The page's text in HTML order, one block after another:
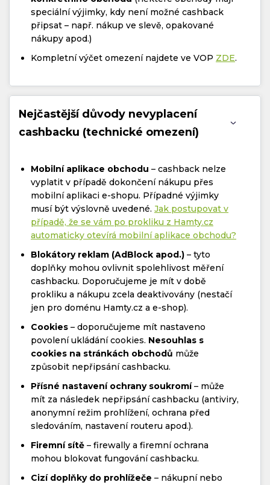
speciální výjimky, kdy není možné cashback
připsat – např. nákup ve slevě, opakované
nákupy apod.)
Kompletní výčet omezení najdete ve VOP ZDE.
Nejčastější důvody nevyplacení
cashbacku (technické omezení)
Mobilní aplikace obchodu – cashback nelze
vyplatit v případě dokončení nákupu přes
mobilní aplikaci e-shopu. Případné výjimky
musí být výslovně uvedené. Jak postupovat v
případě, že se vám po prokliku z Hamty.cz
automaticky otevírá mobilní aplikace obchodu?
Blokátory reklam (AdBlock apod.) – tyto
doplňky mohou ovlivnit spolehlivost měření
cashbacku. Doporučujeme je mít v době
prokliku a nákupu zcela deaktivovány (nestačí
jen pro doménu Hamty.cz a e-shop).
Cookies – doporučujeme mít nastaveno
povolení ukládání cookies. Nesouhlas s
cookies na stránkách obchodů může
způsobit nepřipsání cashbacku.
Přísné nastavení ochrany soukromí– může
mít za následek nepřipsání cashbacku (antiviry,
anonymní režim prohlížení, ochrana před
sledováním, nastavení routeru apod.).
Firemní sítě – firewally a firemní ochrana
mohou blokovat fungování cashbacku.
Cizí doplňky do prohlížeče – nákupní nebo